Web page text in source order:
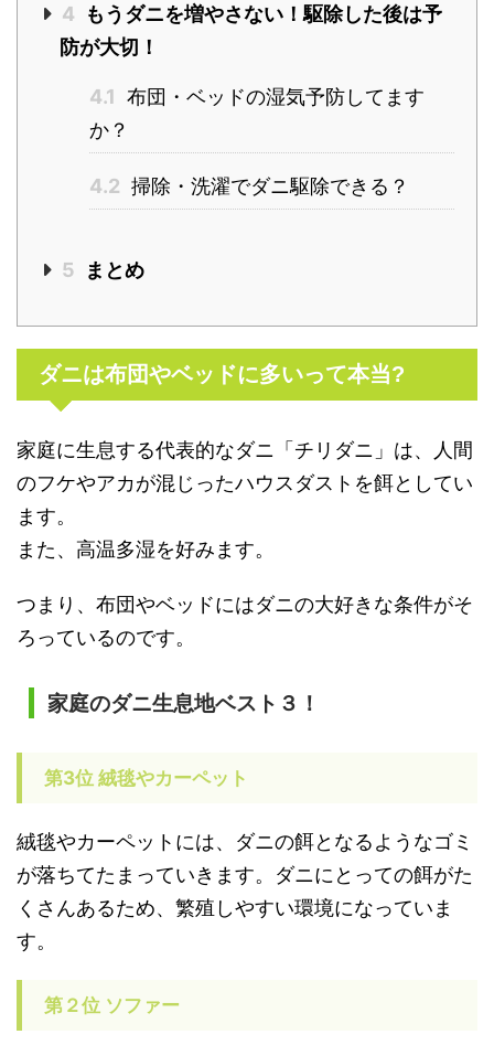
4
もうダニを増やさない！駆除した後は予
防が大切！
4.1 布団・ベッドの湿気予防してます
か？
4.2 掃除・洗濯でダニ駆除できる？
5 まとめ
ダニは布団やベッドに多いって本当?
家庭に生息する代表的なダニ「チリダニ」は、人間
のフケやアカが混じったハウスダストを餌としてい
ます。
また、高温多湿を好みます。
つまり、布団やベッドにはダニの大好きな条件がそ
ろっているのです。
家庭のダニ生息地ベスト３！
第3位 絨毯やカーペット
絨毯やカーペットには、ダニの餌となるようなゴミ
が落ちてたまっていきます。ダニにとっての餌がた
くさんあるため、繁殖しやすい環境になっていま
す。
第２位 ソファー